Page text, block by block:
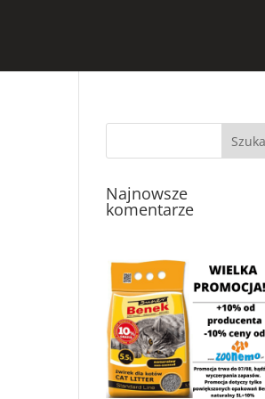
Najnowsze
komentarze